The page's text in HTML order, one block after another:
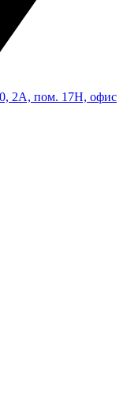
2А, пом. 17Н, офис